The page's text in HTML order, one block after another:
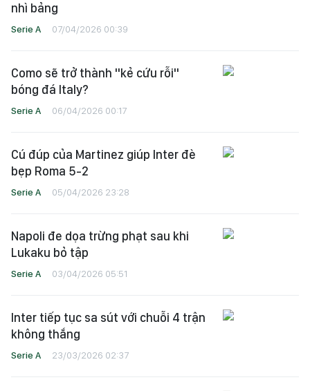
nhì bảng
Serie A 07/04/2026 00:39
Como sẽ trở thành "kẻ cứu rỗi"
bóng đá Italy?
Serie A 06/04/2026 00:17
Cú đúp của Martinez giúp Inter đè
bẹp Roma 5-2
Serie A 05/04/2026 23:28
Napoli đe dọa trừng phạt sau khi
Lukaku bỏ tập
Serie A 03/04/2026 05:51
Inter tiếp tục sa sút với chuỗi 4 trận
không thắng
Serie A 23/03/2026 02:37